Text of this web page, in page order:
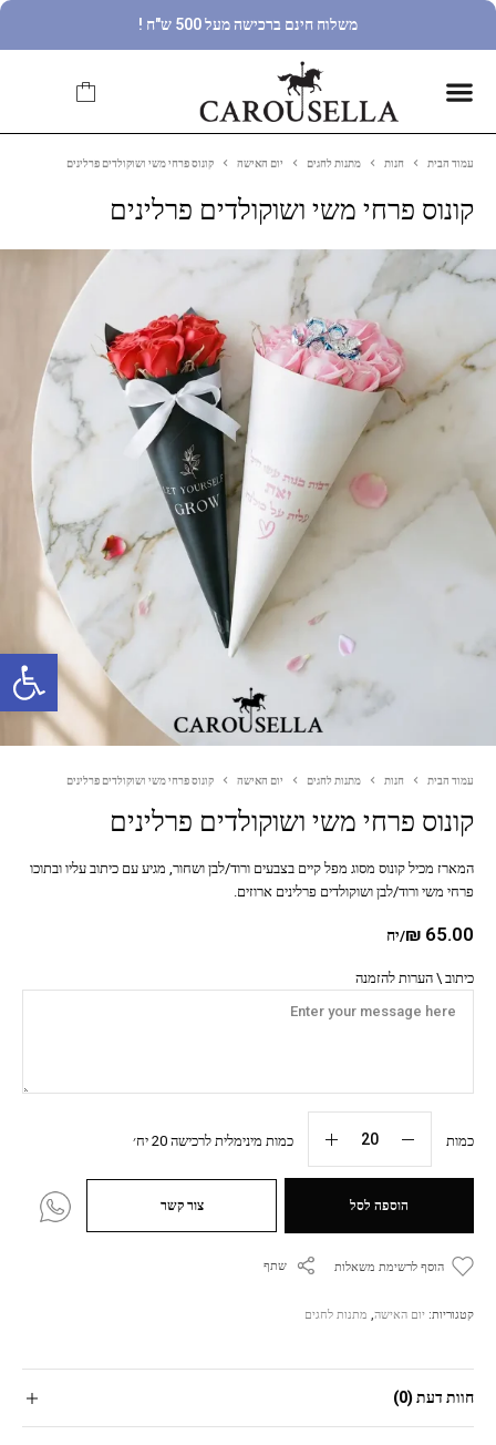
פתח סרגל נגישות
משלוח חינם ברכישה מעל 500 ש"ח !
עמוד הבית חנות מתנות לחגים יום האישה קונוס פרחי משי ושוקולדים פרלינים
קונוס פרחי משי ושוקולדים פרלינים
עמוד הבית חנות מתנות לחגים יום האישה קונוס פרחי משי ושוקולדים פרלינים
קונוס פרחי משי ושוקולדים פרלינים
₪ 65.00 /יח
כיתוב \ הערות להזמנה
כמות כמות מינימלית לרכישה 20 יח׳
הוספה לסל צור קשר
הוסף לרשימת משאלות שתף
קטגוריות: יום האישה, מתנות לחגים
המארז מכיל קונוס מסוג מפל קיים בצבעים ורוד/לבן ושחור, מגיע עם כיתוב עליו ובתוכו
פרחי משי ורוד/לבן ושוקולדים פרלינים ארוזים.
חוות דעת (0)